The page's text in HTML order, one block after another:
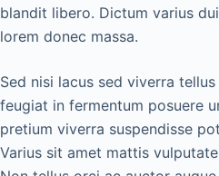
blandit libero. Dictum varius
lorem donec massa.
Sed nisi lacus sed viverra
feugiat in fermentum posuere
pretium viverra suspendisse
Varius sit amet mattis